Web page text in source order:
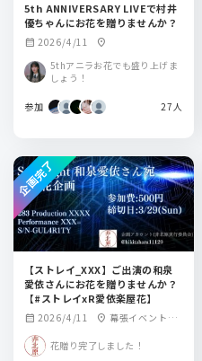
5th ANNIVERSARY LIVEで村井
優ちゃんにお花を贈りませんか？
calendar_month 2026/4/11 location_on
5thアニラお花でも盛り上げま
しょう！
参加 27人
【ストレイ_XXX】ご出演の和泉
愛依さんにお花を贈りませんか？
【#ストレイxR愛依楽屋花】
calendar_month 2026/4/11 location_on 幕張イベントホ
花贈り完了しました！
企画完了